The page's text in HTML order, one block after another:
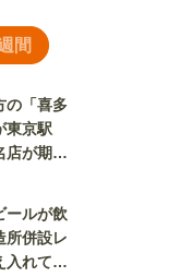
間
の「喜多
東京駅
店が期間
ールが飲
所併設レ
入れてく